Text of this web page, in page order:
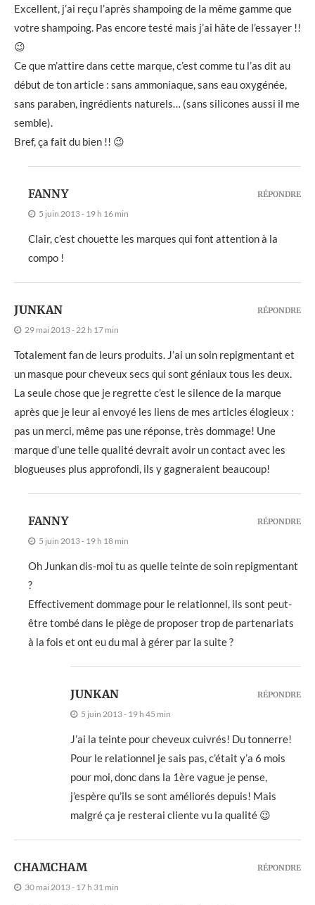
Excellent, j’ai reçu l’après shampoing de la même gamme que
votre shampoing. Pas encore testé mais j’ai hâte de l’essayer !!
😉
Ce que m’attire dans cette marque, c’est comme tu l’as dit au
début de ton article : sans ammoniaque, sans eau oxygénée,
sans paraben, ingrédients naturels… (sans silicones aussi il me
semble).
Bref, ça fait du bien !! 😉
FANNY
5 juin 2013 - 19 h 16 min
Clair, c’est chouette les marques qui font attention à la
compo !
RÉPONDRE
JUNKAN
29 mai 2013 - 22 h 17 min
Totalement fan de leurs produits. J’ai un soin repigmentant et
un masque pour cheveux secs qui sont géniaux tous les deux.
La seule chose que je regrette c’est le silence de la marque
après que je leur ai envoyé les liens de mes articles élogieux :
pas un merci, même pas une réponse, très dommage! Une
marque d’une telle qualité devrait avoir un contact avec les
blogueuses plus approfondi, ils y gagneraient beaucoup!
RÉPONDRE
FANNY
5 juin 2013 - 19 h 18 min
Oh Junkan dis-moi tu as quelle teinte de soin repigmentant
?
Effectivement dommage pour le relationnel, ils sont peut-
être tombé dans le piège de proposer trop de partenariats
à la fois et ont eu du mal à gérer par la suite ?
RÉPONDRE
JUNKAN
5 juin 2013 - 19 h 45 min
J’ai la teinte pour cheveux cuivrés! Du tonnerre!
Pour le relationnel je sais pas, c’était y’a 6 mois
pour moi, donc dans la 1ère vague je pense,
j’espère qu’ils se sont améliorés depuis! Mais
malgré ça je resterai cliente vu la qualité 😉
RÉPONDRE
CHAMCHAM
30 mai 2013 - 17 h 31 min
RÉPONDRE